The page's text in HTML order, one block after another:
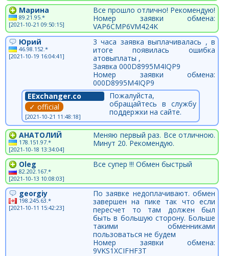
Марина
89.21.95.*
[2021-10-21 09:50:15]
Все прошло отлично! Рекомендую!
Номер заявки обмена:
VAP6CMP6VM424K
Юрий
46.98.152.*
[2021-10-19 16:04:41]
3 часа заявка выплачивалась , в
итоге появилась ошибка
атовыплаты ,
Заявка 000D8995M4IQP9
Номер заявки обмена:
000D8995M4IQP9
EExchanger.co
✓ official
[2021-10-21 11:48:18]
Пожалуйста,
обращайтесь в службу
поддержки на сайте.
АНАТОЛИЙ
178.151.97.*
[2021-10-18 13:34:04]
Меняю первый раз. Все отличною.
Минут 20. Рекомендую.
Oleg
82.202.167.*
[2021-10-13 10:08:03]
Все супер !!! Обмен быстрый
georgiy
198.245.63.*
[2021-10-11 15:42:23]
По заявке недоплачивают. обмен
завершен на пике так что если
пересчет то там должен был
быть в большую сторону. Больше
такими обменниками
пользоваться не будем
Номер заявки обмена:
9VKS1XCIFHF3T